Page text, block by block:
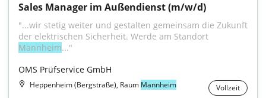
Sales Manager im Außendienst (m/w/d)
"...wir stetig weiter und gestalten gemeinsam die Zukunft
Mannheim..."
OMS Prüfservice GmbH
Heppenheim (Bergstraße), Raum Mannheim Vollzeit